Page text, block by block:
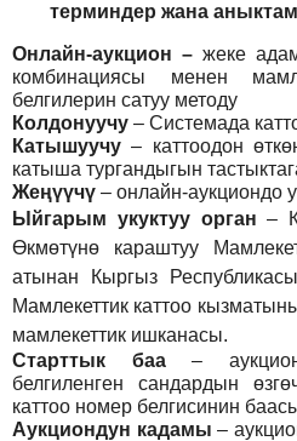
терминдер жана
Онлайн-аукцион – жеке
комбинациясы менен
белгилерин сатуу методу
Колдонуучу – Системада
Катышуучу – каттоодон
катыша тургандыгын
Жеңүүчү – онлайн-аукциондо
Ыйгарым укуктуу орган –
Өкмөтүнө караштуу
атынан Кыргыз
Мамлекеттик каттоо
мамлекеттик ишканасы.
Старттык баа–
белгиленген сандардын
каттоо номер белгисинин
Аукциондун кадамы –